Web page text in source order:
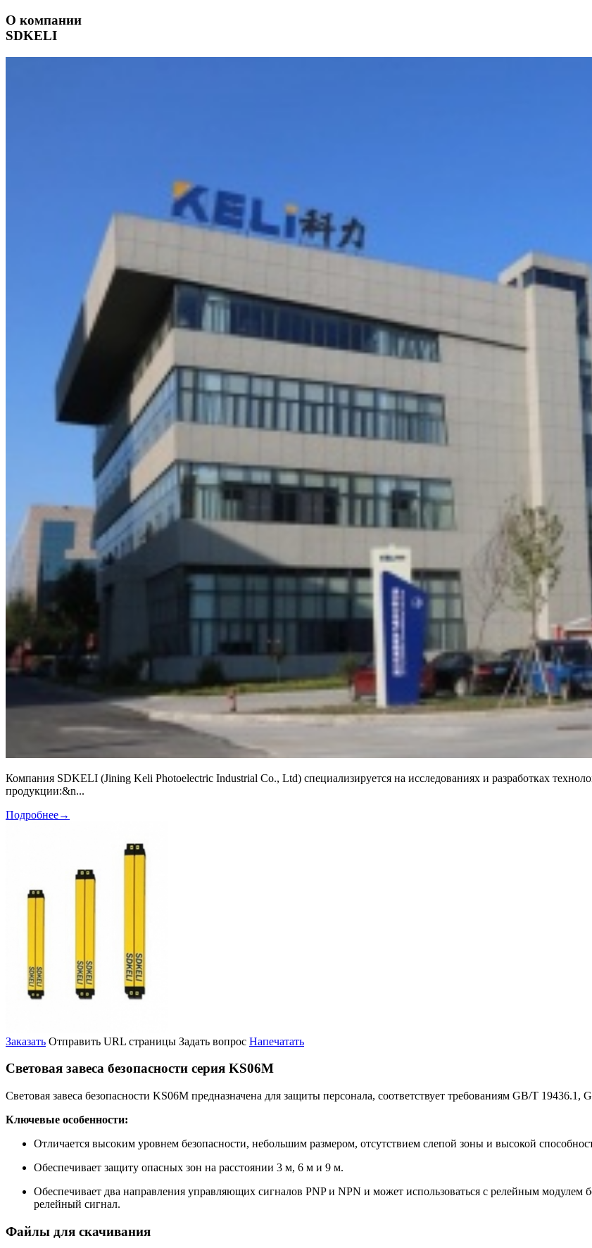
О компании
SDKELI
Компания SDKELI (Jining Keli Photoelectric Industrial Co., Ltd) специализируется на исследованиях и разработках
продукции:&n...
Подробнее→
Заказать Отправить URL страницы Задать вопрос Напечатать
Световая завеса безопасности серия KS06M
Световая завеса безопасности KS06M предназначена для защиты персонала, соответствует требованиям GB/T 19436.1,
Ключевые особенности:
Отличается высоким уровнем безопасности, небольшим размером, отсутствием слепой зоны и высокой
Обеспечивает защиту опасных зон на расстоянии 3 м, 6 м и 9 м.
Обеспечивает два направления управляющих сигналов PNP и NPN и может использоваться с релейным модулем
релейный сигнал.
Файлы для скачивания